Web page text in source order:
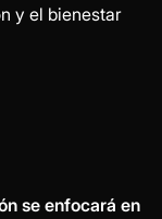
y el bienestar
se enfocará en